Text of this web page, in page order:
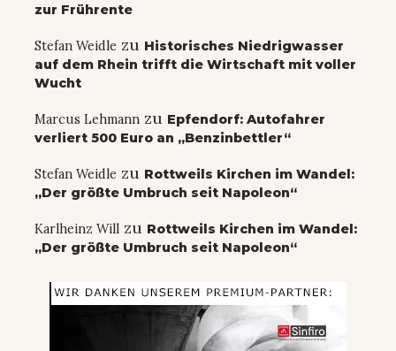
zur Frührente
Stefan Weidle zu Historisches Niedrigwasser
auf dem Rhein trifft die Wirtschaft mit voller
Wucht
Marcus Lehmann zu Epfendorf: Autofahrer
verliert 500 Euro an „Benzinbettler“
Stefan Weidle zu Rottweils Kirchen im Wandel:
„Der größte Umbruch seit Napoleon“
Karlheinz Will zu Rottweils Kirchen im Wandel:
„Der größte Umbruch seit Napoleon“